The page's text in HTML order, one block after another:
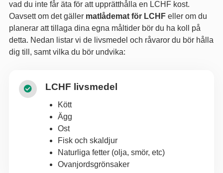
vad du inte får äta för att upprätthålla en LCHF kost.
Oavsett om det gäller matlådemat för LCHFeller om du
planerar att tillaga dina egna måltider bör du ha koll på
detta. Nedan listar vi de livsmedel och råvaror du bör hålla
dig till, samt vilka du bör undvika:
LCHF livsmedel
Kött
Ägg
Ost
Fisk och skaldjur
Naturliga fetter (olja, smör, etc)
Ovanjordsgrönsaker